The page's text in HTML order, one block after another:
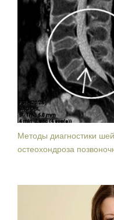
Методы диагностики
остеохондроза